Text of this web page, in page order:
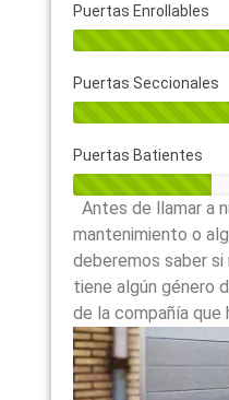
Puertas Enrollables
Puertas Seccionales
Puertas Batientes
Antes de llamar a
mantenimiento o
deberemos saber
tiene algún género
de la compañía que